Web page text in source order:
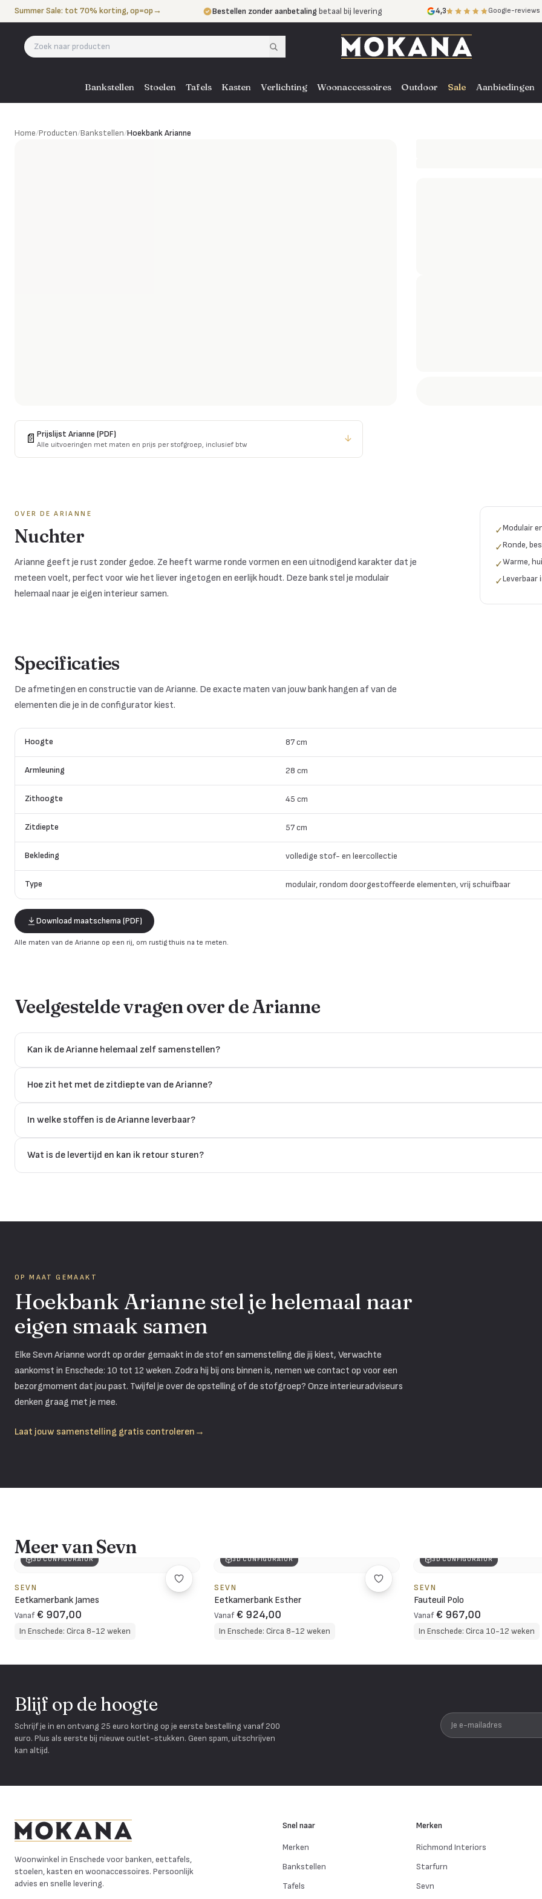
Naar de inhoud
Summer Sale: tot 70% korting, op=op→ Bestellen zonder aanbetaling betaal bij levering
Eigen bezorgdienst door heel NL, BE en DE
4,3 Google-reviews
Bankstellen Stoelen Tafels Kasten Verlichting Woonaccessoires Outdoor Sale Aanbiedingen
Hoekbank Arianne
Home/Producten/Bankstellen/Hoekbank Arianne
📄 Prijslijst Arianne(PDF)
Alle uitvoeringen met maten en prijs per stofgroep, inclusief btw
↓
OVER DE ARIANNE
Nuchter
Arianne geeft je rust zonder gedoe. Ze heeft warme ronde vormen en een uitnodigend karakter dat je
meteen voelt, perfect voor wie het liever ingetogen en eerlijk houdt. Deze bank stel je modulair
helemaal naar je eigen interieur samen.
✓Modulair
✓Ronde,
✓Warme,
✓
Specificaties
De afmetingen en constructie van de Arianne. De exacte maten van jouw bank hangen af van de
elementen die je in de configurator kiest.
Hoogte 87 cm
Armleuning 28 cm
Zithoogte 45 cm
Zitdiepte 57 cm
Bekleding volledige stof- en leercollectie
Type modulair, rondom doorgestoffeerde elementen, vrij schuifbaar
Download maatschema (PDF)
Alle maten van de Arianne op een rij, om rustig thuis na te meten.
Veelgestelde vragen over deArianne
Kan ik de Arianne helemaal zelf samenstellen?
Hoe zit het met de zitdiepte van de Arianne?
In welke stoffen is de Arianne leverbaar?
Wat is de levertijd en kan ik retour sturen?
OP MAAT GEMAAKT
Hoekbank Arianne stel je helemaal naar
eigen smaak samen
Elke Sevn Arianne wordt op order gemaakt in de stof en samenstelling die jij kiest, Verwachte
aankomst in Enschede: 10 tot 12 weken. Zodra hij bij ons binnen is, nemen we contact op voor een
bezorgmoment dat jou past. Twijfel je over de opstelling of de stofgroep? Onze interieuradviseurs
denken graag met je mee.
Laat jouw samenstelling gratis controleren →
Meer van Sevn
3D CONFIGURATOR
SEVN
Eetkamerbank James
Vanaf € 907,00
In Enschede: Circa 8-12 weken
3D CONFIGURATOR
SEVN
Eetkamerbank Esther
Vanaf € 924,00
In Enschede: Circa 8-12 weken
3D CONFIGURATOR
SEVN
Fauteuil Polo
Vanaf € 967,00
In Enschede: Circa 10-12 weken
Blijf op de hoogte
Schrijf je in en ontvang 25 euro korting op je eerste bestelling vanaf 200
euro. Plus als eerste bij nieuwe outlet-stukken. Geen spam, uitschrijven
kan altijd.
Je e-mailadres
Woonwinkel in Enschede voor banken, eettafels,
stoelen, kasten en woonaccessoires. Persoonlijk
advies en snelle levering.
Snel naar
Merken
Bankstellen
Tafels
Merken
Richmond Interiors
Starfurn
Sevn